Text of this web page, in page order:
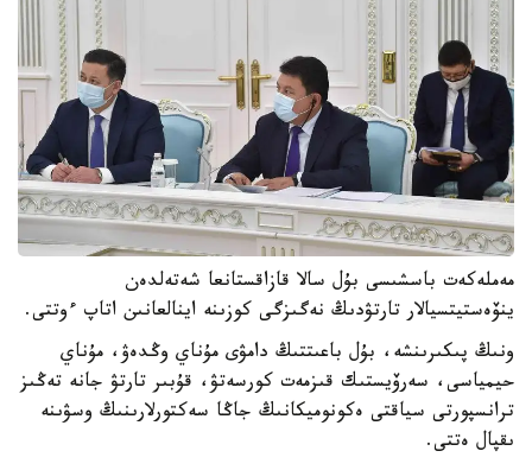
مەملەكەت باسشىسى بۇل سالا قازاقستانعا شەتەلدەن
ينۆەستيتسيالار تارتۋدىڭ نەگىزگى كوزىنە اينالعانىن اتاپ ءوتتى.
ونىڭ پىكىرىنشە، بۇل باعىتتىڭ دامۋى مۇناي وڭدەۋ، مۇناي
حيمياسى، سەرۆيستىك قىزمەت كورسەتۋ، قۇبىر تارتۋ جانە تەڭىز
ترانسپورتى سياقتى ەكونوميكانىڭ جاڭا سەكتورلارىنىڭ وسۋىنە
ىقپال ەتتى.